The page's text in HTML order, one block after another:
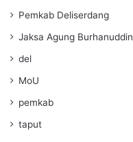
Pemkab Deliserdang
Jaksa Agung Burhanuddin
del
MoU
pemkab
taput